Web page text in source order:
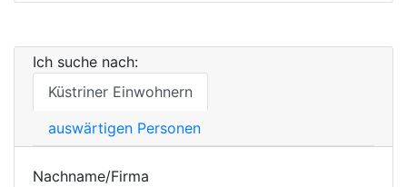
Ich suche nach:
Küstriner Einwohnern
auswärtigen Personen
Nachname/Firma